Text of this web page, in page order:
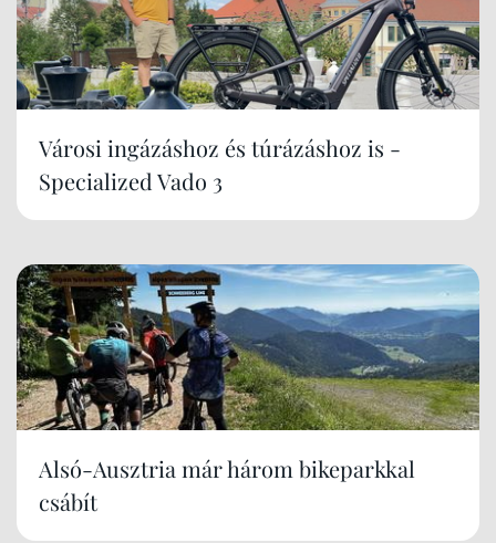
Városi ingázáshoz és túrázáshoz is -
Specialized Vado 3
Alsó-Ausztria már három bikeparkkal
csábít